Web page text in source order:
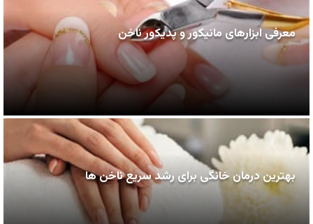
معرفی ابزارهای مانیکور و پدیکور ناخن
بهترین درمان خانگی برای رشد سریع ناخن ها